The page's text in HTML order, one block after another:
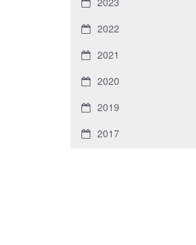
2022
2021
2020
2019
2017